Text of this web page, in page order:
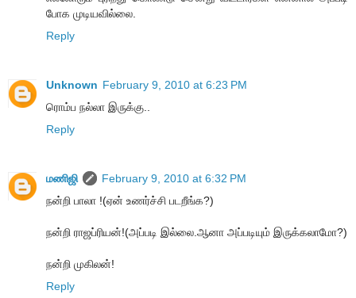
போக முடியவில்லை.
Reply
Unknown February 9, 2010 at 6:23 PM
ரொம்ப நல்லா இருக்கு..
Reply
மணிஜி
February 9, 2010 at 6:32 PM
நன்றி பாலா !(ஏன் உணர்ச்சி படறீங்க?)
நன்றி ராஜப்ரியன்!(அப்படி இல்லை.ஆனா அப்படியும் இருக்கலாமோ?)
நன்றி முகிலன்!
Reply